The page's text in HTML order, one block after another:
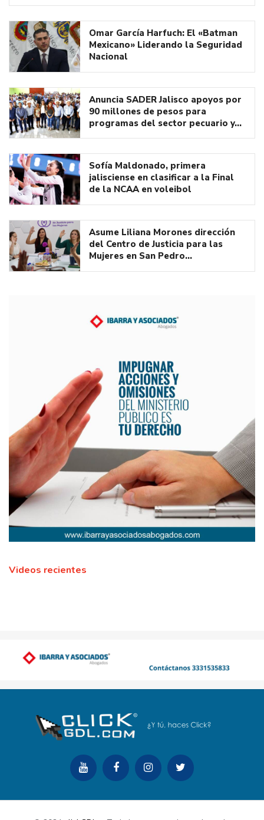
Omar García Harfuch: El «Batman
Mexicano» Liderando la Seguridad
Nacional
Anuncia SADER Jalisco apoyos por
90 millones de pesos para
programas del sector pecuario y…
Sofía Maldonado, primera
jalisciense en clasificar a la Final
de la NCAA en voleibol
Asume Liliana Morones dirección
del Centro de Justicia para las
Mujeres en San Pedro…
Videos recientes